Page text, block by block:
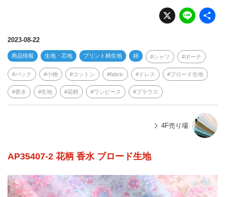
X Li
n
2023-08-22
商品情報 生地・芯地 プリント柄生地 綿 シャツ ポーチ
バック 小物 コットン fabric ドレス ブロード生地
香水 生地 花柄 ワンピース ブラウス
4F売り場
AP35407-2 花柄 香水 ブロード生地